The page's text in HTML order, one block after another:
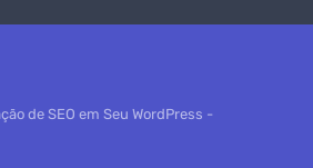
de SEO em Seu WordPress -